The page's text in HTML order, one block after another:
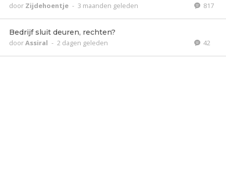
door Zijdehoentje - 3 maanden geleden 817
Bedrijf sluit deuren, rechten?
doorAssiral - 2 dagen geleden 42